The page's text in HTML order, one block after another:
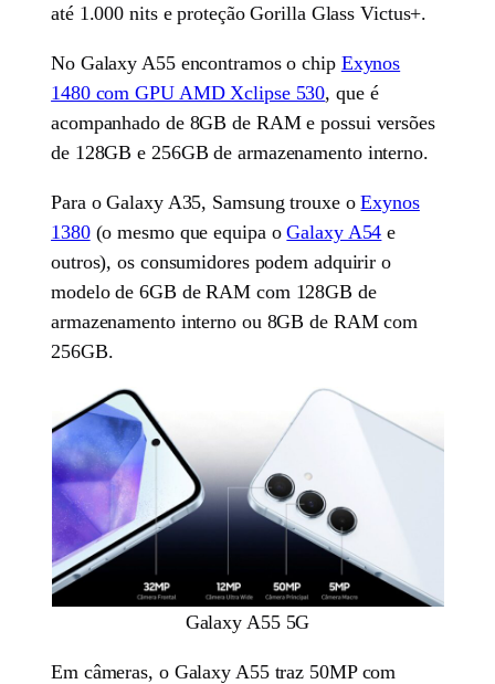
até 1.000 nits e proteção Gorilla Glass Victus+.
No Galaxy A55 encontramos o chip Exynos
1480 com GPU AMD Xclipse 530, que é
acompanhado de 8GB de RAM e possui versões
de 128GB e 256GB de armazenamento interno.
Para o Galaxy A35, Samsung trouxe oExynos
1380(o mesmo que equipa oGalaxy A54 e
outros), os consumidores podem adquirir o
modelo de 6GB de RAM com 128GB de
armazenamento interno ou 8GB de RAM com
256GB.
Galaxy A55 5G
Em câmeras, o Galaxy A55 traz 50MP com